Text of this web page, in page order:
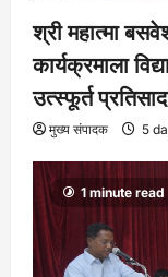
श्री महात्मा
कार्यक्रमाला
उत्स्फूर्त
मुख्य संपादक 5
1 minute read